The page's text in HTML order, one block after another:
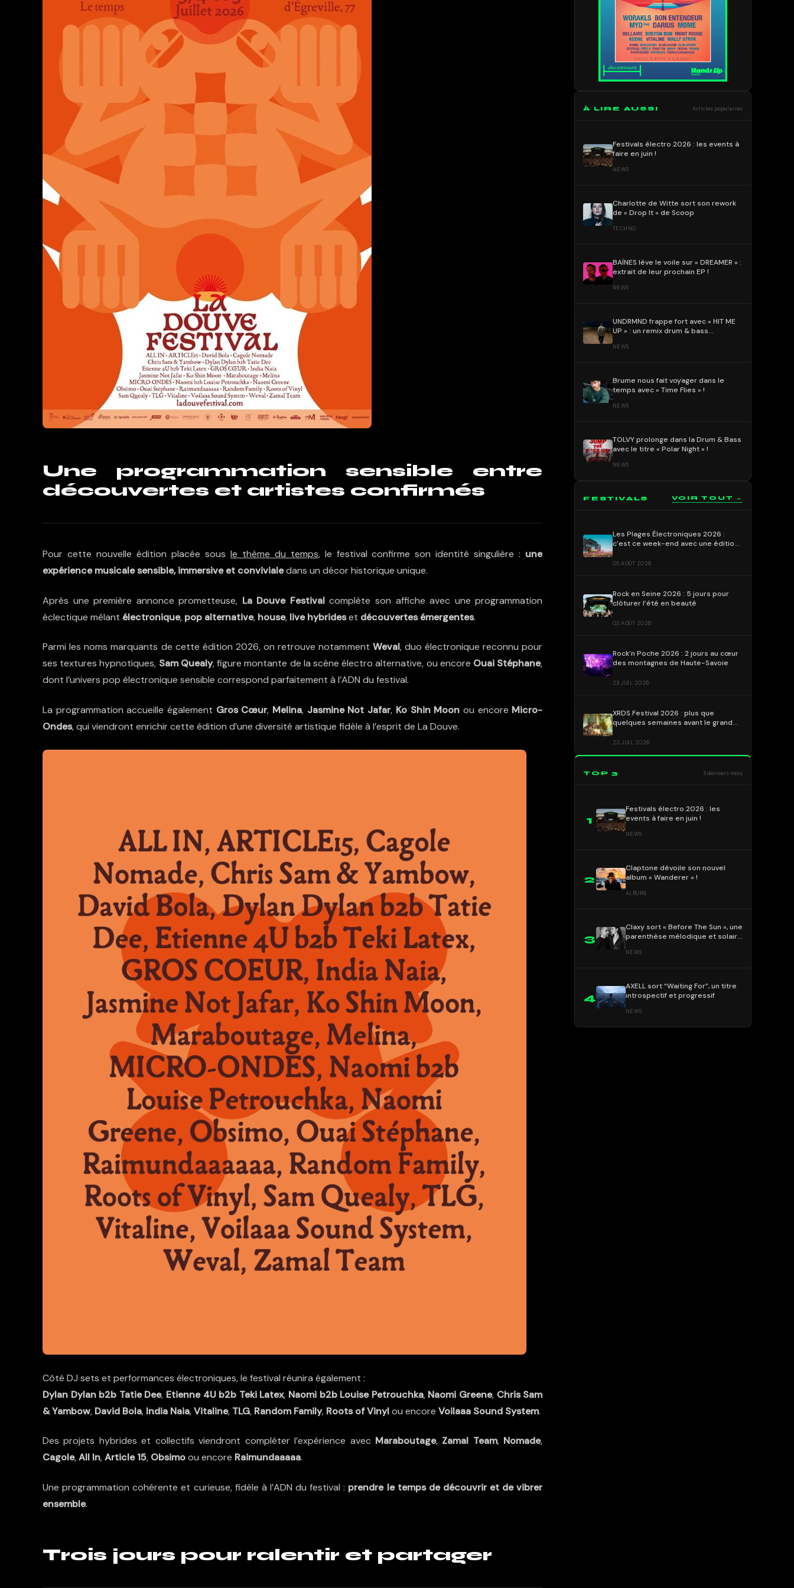
Une programmation sensible entre
découvertes et artistes confirmés
Pour cette nouvelle édition placée sous le thème du temps, le festival confirme son identité singulière : une
expérience musicale sensible, immersive et convivialedans un décor historique unique.
Après une première annonce prometteuse, La Douve Festivalcomplète son affiche avec une programmation
éclectique mêlant électronique, pop alternative, house, live hybrideset découvertes émergentes.
Parmi les noms marquants de cette édition 2026, on retrouve notamment Weval, duo électronique reconnu pour
ses textures hypnotiques, Sam Quealy, figure montante de la scène électro alternative, ou encore Ouai Stéphane,
dont l’univers pop électronique sensible correspond parfaitement à l’ADN du festival.
La programmation accueille également Gros Cœur, Melina, Jasmine Not Jafar, Ko Shin Moon ou encore Micro-
Ondes, qui viendront enrichir cette édition d’une diversité artistique fidèle à l’esprit de La Douve.
Côté DJ sets et performances électroniques, le festival réunira également :
Dylan Dylan b2b Tatie Dee, Etienne 4U b2b Teki Latex, Naomi b2b Louise Petrouchka, Naomi Greene, Chris Sam
& Yambow, David Bola, India Naia,Vitaline, TLG, Random Family, Roots of Vinylou encore Voilaaa Sound System.
Des projets hybrides et collectifs viendront compléter l’expérience avec Maraboutage, Zamal Team, Nomade,
Cagole,All In,Article 15, Obsimoou encore Raimundaaaaa.
Une programmation cohérente et curieuse, fidèle à l’ADN du festival : prendre le temps de découvrir et de vibrer
ensemble.
Trois jours pour ralentir et partager
À LIRE AUSSI Articles populaires
Festivals électro 2026 : les events à
faire en juin !
NEWS
Charlotte de Witte sort son rework
de « Drop It » de Scoop
TECHNO
BAÏNES lève le voile sur « DREAMER » :
extrait de leur prochain EP !
NEWS
UNDRMND frappe fort avec « HIT ME
UP » : un remix drum & bass
NEWS
Brume nous fait voyager dans le
temps avec « Time Flies » !
NEWS
TOLVY prolonge dans la Drum & Bass
avec le titre « Polar Night » !
NEWS
FESTIVALS VOIR TOUT →
Les Plages Électroniques 2026 :
c’est ce week-end avec une édition
05 AOÛT 2026
Rock en Seine 2026 : 5 jours pour
clôturer l’été en beauté
03 AOÛT 2026
Rock’n Poche 2026 : 2 jours au cœur
des montagnes de Haute-Savoie
23 JUIL 2026
XRDS Festival 2026 : plus que
quelques semaines avant le grand
22 JUIL 2026
TOP 3 3 derniers mois
1
Festivals électro 2026 : les
events à faire en juin !
NEWS
2
Claptone dévoile son nouvel
album « Wanderer » !
ALBUMS
3
Claxy sort « Before The Sun », une
parenthèse mélodique et solaire
NEWS
4
AXELL sort “Waiting For”, un titre
introspectif et progressif
NEWS